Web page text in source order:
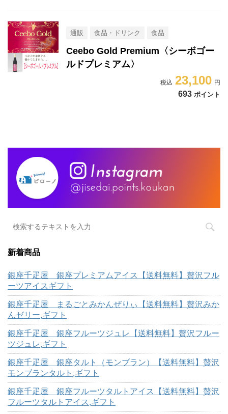
通販 食品・ドリンク 食品
Ceebo Gold Premium〈シーボゴー
ルドプレミアム〉
23,100
693 ポイント
新着商品
銀座千疋屋 銀座プレミアムアイス【送料無料】贅沢フル
ーツアイスギフト
銀座千疋屋 まるごとみかんぜりぃ【送料無料】贅沢みか
んゼリー,ギフト
銀座千疋屋 銀座フルーツジュレ【送料無料】贅沢フルー
ツジュレ,ギフト
銀座千疋屋 銀座タルト（モンブラン）【送料無料】贅沢
モンブランタルト,ギフト
銀座千疋屋 銀座フルーツタルトアイス【送料無料】贅沢
フルーツタルトアイス,ギフト